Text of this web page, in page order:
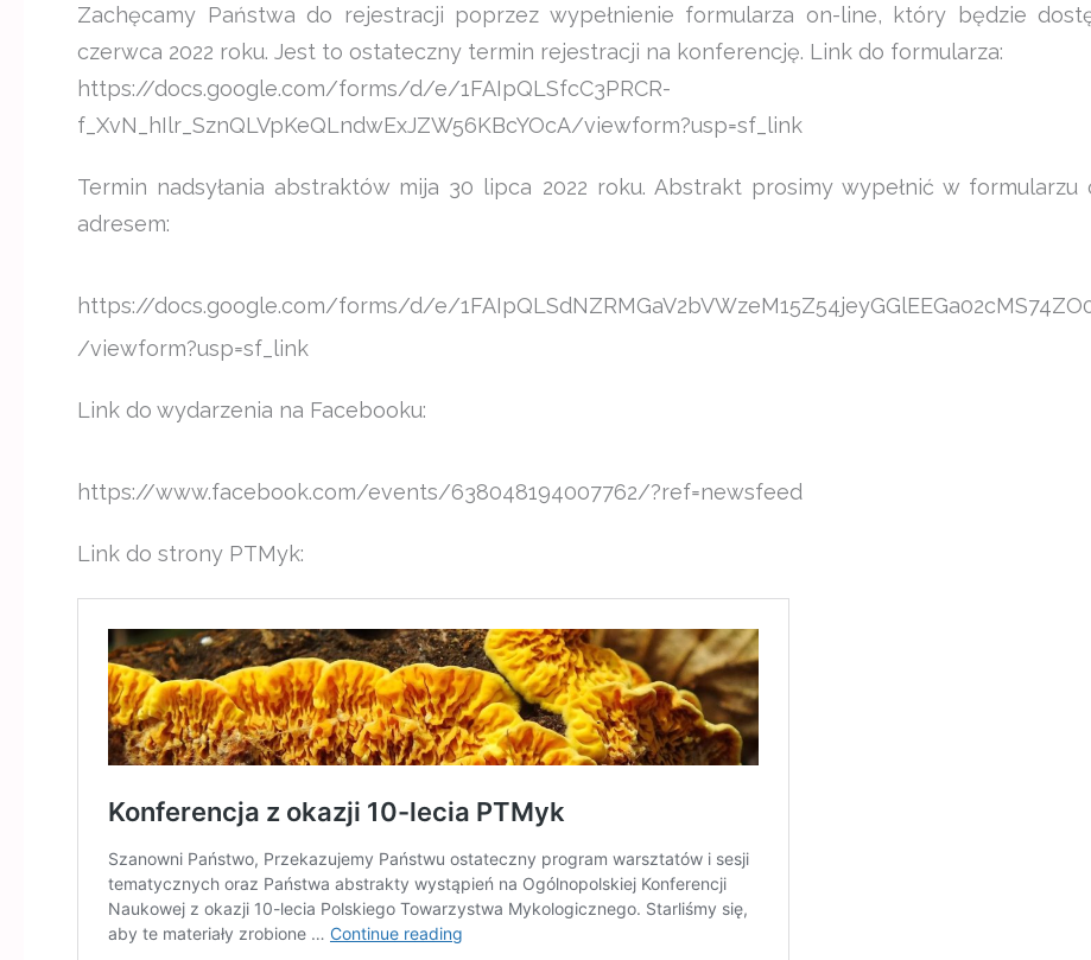
Zachęcamy Państwa do rejestracji poprzez wypełnienie formularza on-line, który będzie
czerwca 2022 roku. Jest to ostateczny termin rejestracji na konferencję. Link do formularza:
https://docs.google.com/forms/d/e/1FAIpQLSfcC3PRCR-
f_XvN_hIlr_SznQLVpKeQLndwExJZW56KBcYOcA/viewform?usp=sf_link
Termin nadsyłania abstraktów mija 30 lipca 2022 roku. Abstrakt prosimy wypełnić w
adresem:
https://docs.google.com/forms/d/e/
/viewform?usp=sf_link
Link do wydarzenia na Facebooku:
https://www.facebook.com/events/638048194007762/?ref=newsfeed
Link do strony PTMyk: